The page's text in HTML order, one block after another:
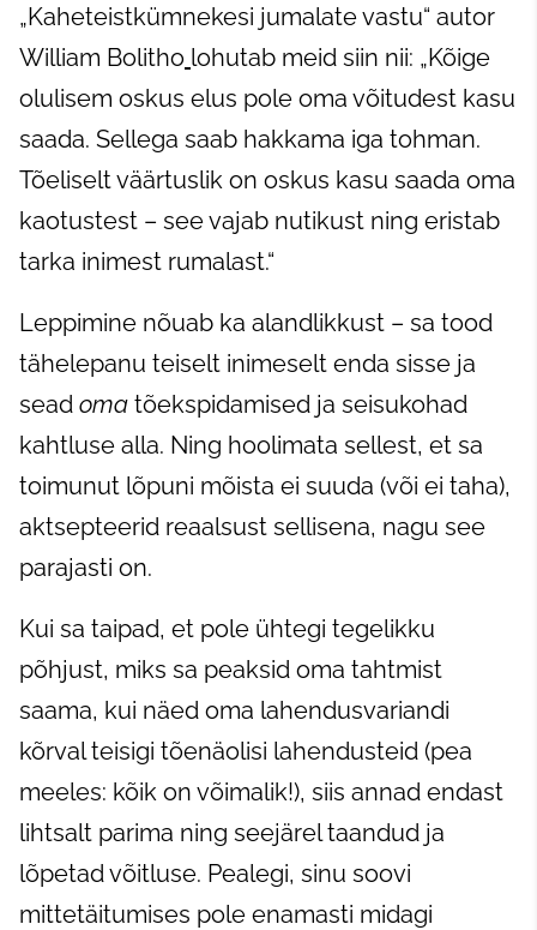
„Kaheteistkümnekesi jumalate vastu“ autor
William Bolitho lohutab meid siin nii: „Kõige
olulisem oskus elus pole oma võitudest kasu
saada. Sellega saab hakkama iga tohman.
Tõeliselt väärtuslik on oskus kasu saada oma
kaotustest – see vajab nutikust ning eristab
tarka inimest rumalast.“
Leppimine nõuab ka alandlikkust – sa tood
tähelepanu teiselt inimeselt enda sisse ja
sead oma tõekspidamised ja seisukohad
kahtluse alla. Ning hoolimata sellest, et sa
toimunut lõpuni mõista ei suuda (või ei taha),
aktsepteerid reaalsust sellisena, nagu see
parajasti on.
Kui sa taipad, et pole ühtegi tegelikku
põhjust, miks sa peaksid oma tahtmist
saama, kui näed oma lahendusvariandi
kõrval teisigi tõenäolisi lahendusteid (pea
meeles: kõik on võimalik!), siis annad endast
lihtsalt parima ning seejärel taandud ja
lõpetad võitluse. Pealegi, sinu soovi
mittetäitumises pole enamasti midagi